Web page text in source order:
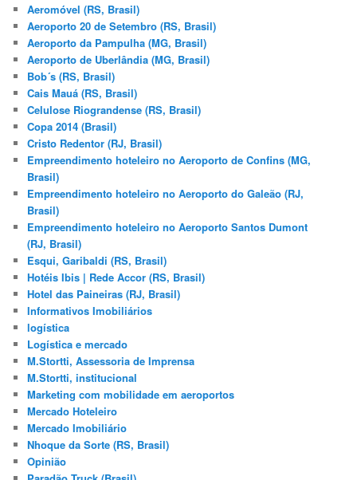
i
s
a
r
Aeromóvel (RS, Brasil)
Aeroporto 20 de Setembro (RS, Brasil)
Aeroporto da Pampulha (MG, Brasil)
Aeroporto de Uberlândia (MG, Brasil)
Bob´s (RS, Brasil)
Cais Mauá (RS, Brasil)
Celulose Riograndense (RS, Brasil)
Copa 2014 (Brasil)
Cristo Redentor (RJ, Brasil)
Empreendimento hoteleiro no Aeroporto de Confins (MG,
Brasil)
Empreendimento hoteleiro no Aeroporto do Galeão (RJ,
Brasil)
Empreendimento hoteleiro no Aeroporto Santos Dumont
(RJ, Brasil)
Esqui, Garibaldi (RS, Brasil)
Hotéis Ibis | Rede Accor (RS, Brasil)
Hotel das Paineiras (RJ, Brasil)
Informativos Imobiliários
logística
Logística e mercado
M.Stortti, Assessoria de Imprensa
M.Stortti, institucional
Marketing com mobilidade em aeroportos
Mercado Hoteleiro
Mercado Imobiliário
Nhoque da Sorte (RS, Brasil)
Opinião